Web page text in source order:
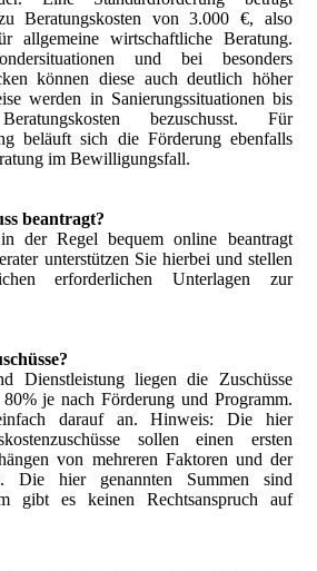
Beratungskosten von 3.000 €, also
allgemeine wirtschaftliche Beratung.
und bei besonders
können diese auch deutlich höher
werden in Sanierungssituationen bis
bezuschusst. Für
beläuft sich die Förderung ebenfalls
im Bewilligungsfall.
beantragt?
der Regel bequem online beantragt
unterstützen Sie hierbei und stellen
erforderlichen Unterlagen zur
Dienstleistung liegen die Zuschüsse
je nach Förderung und Programm.
darauf an. Hinweis: Die hier
sollen einen ersten
von mehreren Faktoren und der
Die hier genannten Summen sind
gibt es keinen Rechtsanspruch auf